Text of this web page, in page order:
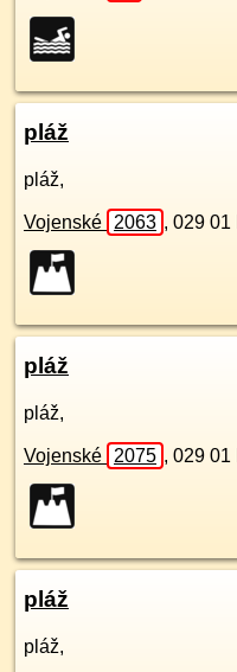
pláž
pláž,
Vojenské 2063 , 029 01
pláž
pláž,
Vojenské 2075 , 029 01
pláž
pláž,